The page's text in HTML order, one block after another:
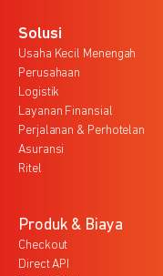
Solusi
Usaha Kecil Menengah
Perusahaan
Logistik
Layanan Finansial
Perjalanan & Perhotelan
Asuransi
Ritel
Produk & Biaya
Checkout
Direct API